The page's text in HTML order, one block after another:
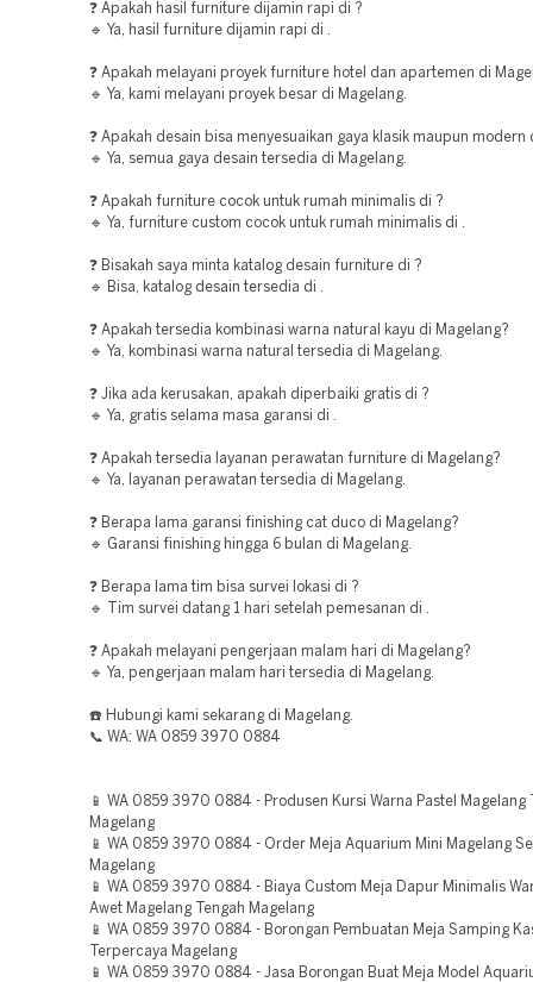
❓ Apakah hasil furniture dijamin rapi di ?
🔹 Ya, hasil furniture dijamin rapi di .
❓ Apakah melayani proyek furniture hotel dan apartemen di
🔹 Ya, kami melayani proyek besar di Magelang.
❓ Apakah desain bisa menyesuaikan gaya klasik maupun modern
🔹 Ya, semua gaya desain tersedia di Magelang.
❓ Apakah furniture cocok untuk rumah minimalis di ?
🔹 Ya, furniture custom cocok untuk rumah minimalis di .
❓ Bisakah saya minta katalog desain furniture di ?
🔹 Bisa, katalog desain tersedia di .
❓ Apakah tersedia kombinasi warna natural kayu di Magelang?
🔹 Ya, kombinasi warna natural tersedia di Magelang.
❓ Jika ada kerusakan, apakah diperbaiki gratis di ?
🔹 Ya, gratis selama masa garansi di .
❓ Apakah tersedia layanan perawatan furniture di Magelang?
🔹 Ya, layanan perawatan tersedia di Magelang.
❓ Berapa lama garansi finishing cat duco di Magelang?
🔹 Garansi finishing hingga 6 bulan di Magelang.
❓ Berapa lama tim bisa survei lokasi di ?
🔹 Tim survei datang 1 hari setelah pemesanan di .
❓ Apakah melayani pengerjaan malam hari di Magelang?
🔹 Ya, pengerjaan malam hari tersedia di Magelang.
☎️ Hubungi kami sekarang di Magelang.
📞 WA: WA 0859 3970 0884
📱 WA 0859 3970 0884 - Produsen Kursi Warna Pastel Magelang
Magelang
📱 WA 0859 3970 0884 - Order Meja Aquarium Mini Magelang
Magelang
📱 WA 0859 3970 0884 - Biaya Custom Meja Dapur Minimalis
Awet Magelang Tengah Magelang
📱 WA 0859 3970 0884 - Borongan Pembuatan Meja Samping
Terpercaya Magelang
📱 WA 0859 3970 0884 - Jasa Borongan Buat Meja Model